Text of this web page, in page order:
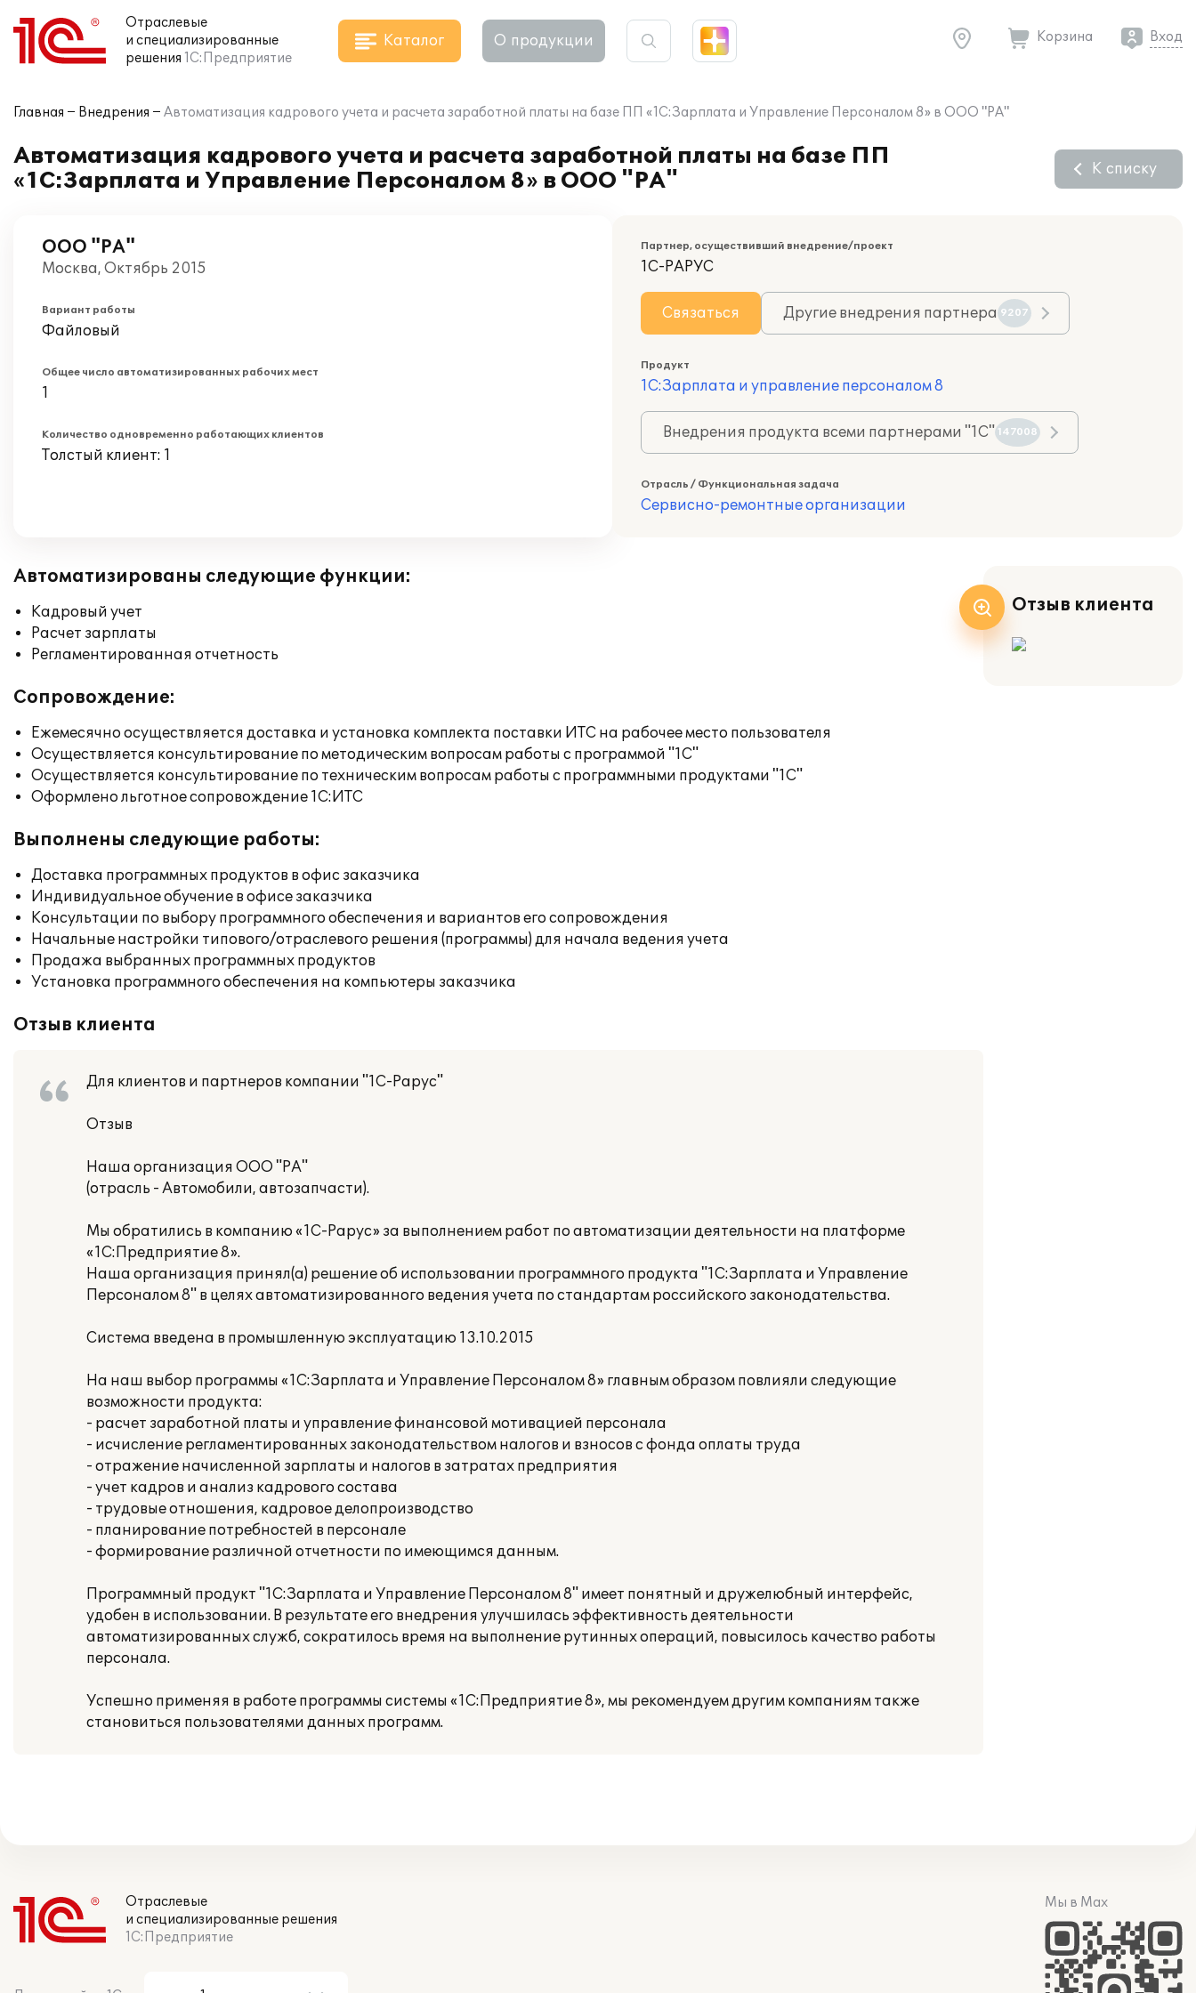
Отраслевые
и специализированные
решения 1С:Предприятие
Каталог О продукции Корзина Вход
Главная Внедрения Автоматизация кадрового учета и расчета заработной платы на базе ПП «1С:Зарплата и Управление Персоналом 8» в ООО "РА"
Автоматизация кадрового учета и расчета заработной платы на базе ПП
«1С:Зарплата и Управление Персоналом 8» в ООО "РА"
К списку
ООО "РА"
Москва, Октябрь 2015
Вариант работы
Файловый
Общее число автоматизированных рабочих мест
1
Количество одновременно работающих клиентов
Толстый клиент: 1
Партнер, осуществивший внедрение/проект
1С-РАРУС
Связаться Другие внедрения партнера 9207
Продукт
1С:Зарплата и управление персоналом 8
Внедрения продукта всеми партнерами "1С" 147008
Отрасль / Функциональная задача
Сервисно-ремонтные организации
Автоматизированы следующие функции:
Кадровый учет
Расчет зарплаты
Регламентированная отчетность
Сопровождение:
Ежемесячно осуществляется доставка и установка комплекта поставки ИТС на рабочее место пользователя
Осуществляется консультирование по методическим вопросам работы с программой "1С"
Осуществляется консультирование по техническим вопросам работы с программными продуктами "1С"
Оформлено льготное сопровождение 1С:ИТС
Выполнены следующие работы:
Доставка программных продуктов в офис заказчика
Индивидуальное обучение в офисе заказчика
Консультации по выбору программного обеспечения и вариантов его сопровождения
Начальные настройки типового/отраслевого решения (программы) для начала ведения учета
Продажа выбранных программных продуктов
Установка программного обеспечения на компьютеры заказчика
Отзыв клиента
Для клиентов и партнеров компании "1С-Рарус"
Отзыв
Наша организация ООО "РА"
(отрасль - Автомобили, автозапчасти).
Мы обратились в компанию «1С-Рарус» за выполнением работ по автоматизации деятельности на платформе
«1С:Предприятие 8».
Наша организация принял(а) решение об использовании программного продукта "1С:Зарплата и Управление
Персоналом 8" в целях автоматизированного ведения учета по стандартам российского законодательства.
Система введена в промышленную эксплуатацию 13.10.2015
На наш выбор программы «1С:Зарплата и Управление Персоналом 8» главным образом повлияли следующие
возможности продукта:
- расчет заработной платы и управление финансовой мотивацией персонала
- исчисление регламентированных законодательством налогов и взносов с фонда оплаты труда
- отражение начисленной зарплаты и налогов в затратах предприятия
- учет кадров и анализ кадрового состава
- трудовые отношения, кадровое делопроизводство
- планирование потребностей в персонале
- формирование различной отчетности по имеющимся данным.
Программный продукт "1С:Зарплата и Управление Персоналом 8" имеет понятный и дружелюбный интерфейс,
удобен в использовании. В результате его внедрения улучшилась эффективность деятельности
автоматизированных служб, сократилось время на выполнение рутинных операций, повысилось качество работы
персонала.
Успешно применяя в работе программы системы «1С:Предприятие 8», мы рекомендуем другим компаниям также
становиться пользователями данных программ.
Отзыв клиента
Отраслевые
и специализированные решения
1С:Предприятие
Мы в Max